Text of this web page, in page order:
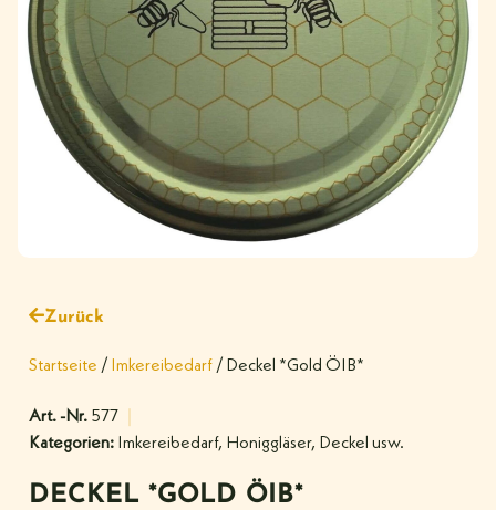
Zurück
Startseite / Imkereibedarf / Deckel *Gold ÖIB*
Art. -Nr. 577
Kategorien: Imkereibedarf, Honiggläser, Deckel usw.
DECKEL *GOLD ÖIB*